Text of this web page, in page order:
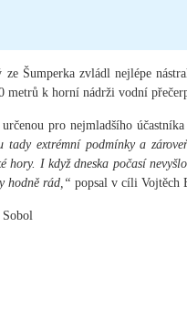
ze Šumperka zvládl nejlépe
metrů k horní nádrži vodní
pro nejmladšího účastníka
tady extrémní podmínky a
hory. I když dneska počasí
hodně rád,“ popsal v cíli Vojtěch